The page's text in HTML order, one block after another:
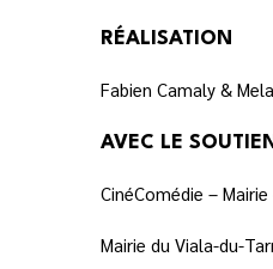
RÉALISATION
Fabien Camaly &
AVEC LE
CinéComédie –
Mairie du Viala-du-